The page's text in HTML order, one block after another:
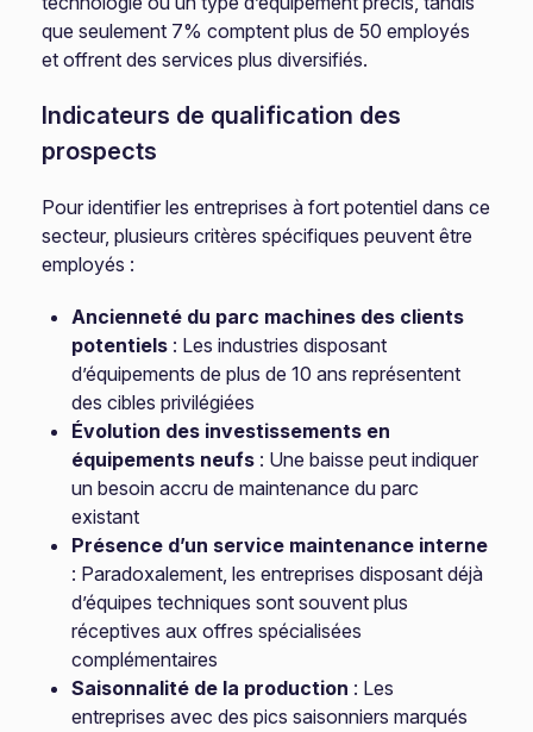
que seulement 7% comptent plus de 50 employés
et offrent des services plus diversifiés.
Indicateurs de qualification des
prospects
Pour identifier les entreprises à fort potentiel dans ce
secteur, plusieurs critères spécifiques peuvent être
employés :
Ancienneté du parc machines des clients
potentiels : Les industries disposant
d’équipements de plus de 10 ans représentent
des cibles privilégiées
Évolution des investissements en
équipements neufs : Une baisse peut indiquer
un besoin accru de maintenance du parc
existant
Présence d’un service maintenance interne
: Paradoxalement, les entreprises disposant déjà
d’équipes techniques sont souvent plus
réceptives aux offres spécialisées
complémentaires
Saisonnalité de la production : Les
entreprises avec des pics saisonniers marqués